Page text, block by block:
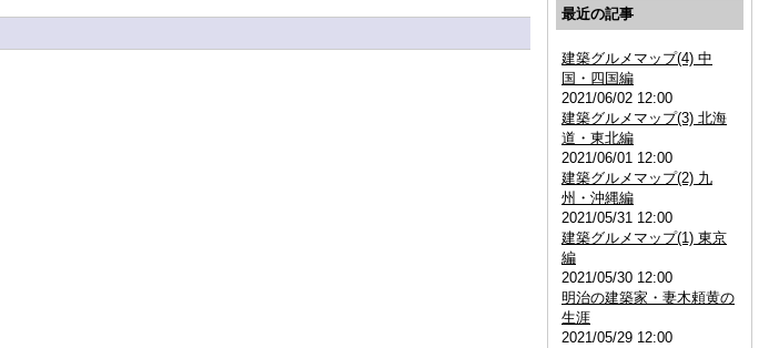
最近の記事
建築グルメマップ(4) 中
国・四国編
2021/06/02 12:00
建築グルメマップ(3) 北海
道・東北編
2021/06/01 12:00
建築グルメマップ(2) 九
州・沖縄編
2021/05/31 12:00
建築グルメマップ(1) 東京
編
2021/05/30 12:00
明治の建築家・妻木頼黄の
生涯
2021/05/29 12:00